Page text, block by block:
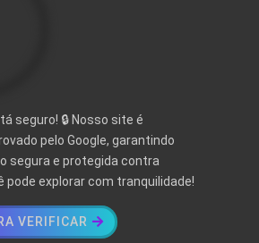
seguro! 🔒 Nosso site é
pelo Google, garantindo
segura e protegida contra
pode explorar com tranquilidade!
VERIFICAR